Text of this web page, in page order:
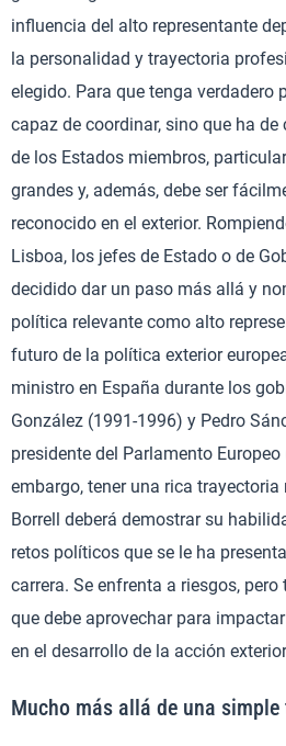
influencia del alto representante
la personalidad y trayectoria
elegido. Para que tenga verdadero
capaz de coordinar, sino que ha
de los Estados miembros,
grandes y, además, debe ser
reconocido en el exterior.
Lisboa, los jefes de Estado o de
decidido dar un paso más allá y
política relevante como alto
futuro de la política exterior
ministro en España durante los
González (1991-1996) y Pedro
presidente del Parlamento
embargo, tener una rica
Borrell deberá demostrar su
retos políticos que se le ha
carrera. Se enfrenta a riesgos,
que debe aprovechar para
en el desarrollo de la acción
Mucho más allá de una